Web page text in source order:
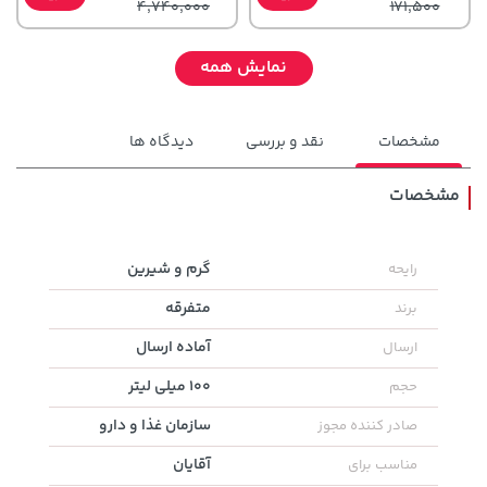
171,500
4,740,000
1,109,000 تومان 169,900 تومان
نمایش همه
مشخصات نقد و بررسی دیدگاه ها
مشخصات
رایحه گرم و شیرین
برند متفرقه
ارسال آماده ارسال
حجم 100 میلی لیتر
صادر کننده مجوز سازمان غذا و دارو
مناسب برای آقایان